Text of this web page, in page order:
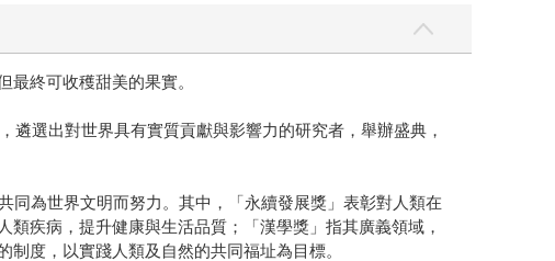
終可收穫甜美的果實。
選出對世界具有實質貢獻與影響力的研究者，舉辦盛典，
同為世界文明而努力。其中，「永續發展獎」表彰對人類在
疾病，提升健康與生活品質；「漢學獎」指其廣義領域，
度，以實踐人類及自然的共同福址為目標。